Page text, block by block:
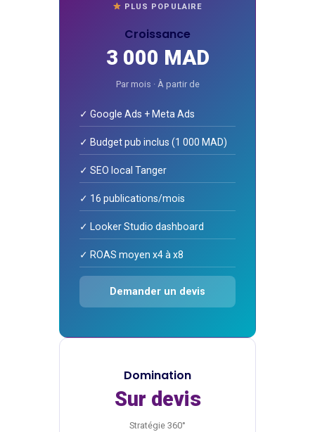
PLUS POPULAIRE
Croissance
3 000 MAD
Par mois · À partir de
✓ Google Ads + Meta Ads
✓ Budget pub inclus (1 000 MAD)
✓ SEO local Tanger
✓ 16 publications/mois
✓ Looker Studio dashboard
✓ ROAS moyen x4 à x8
Demander un devis
Domination
Sur devis
Stratégie 360°